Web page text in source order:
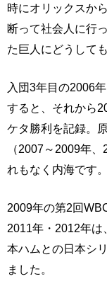
時にオリックスか
断って社会人に行
た巨人にどうして
入団3年目の2006
すると、それから
ケタ勝利を記録。
（2007～2009年
れもなく内海です。
2009年の第2回
2011年・2012年は
本ハムとの日本シ
ました。